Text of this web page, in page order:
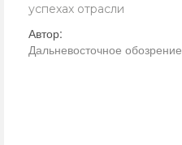
успехах отрасли
Автор:
Дальневосточное обозрение